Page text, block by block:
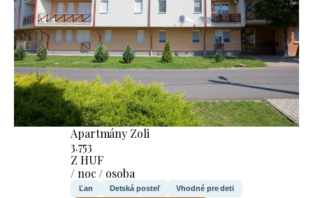
Apartmány Zoli
3.753
Z HUF
/ noc / osoba
Ľan Detská posteľ Vhodné pre deti